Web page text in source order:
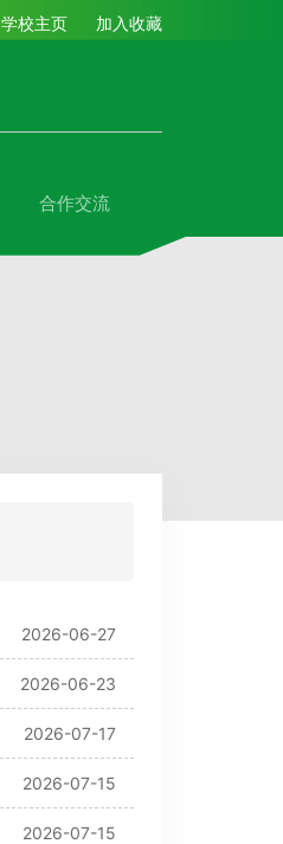
学校主页 加入收藏
合作交流
2026-06-27
2026-06-23
2026-07-17
2026-07-15
2026-07-15